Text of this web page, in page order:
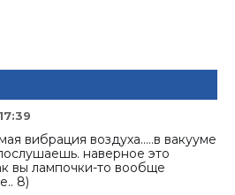
вибрация воздуха.....в вакууме
наверное это
вы лампочки-то вообще
8)